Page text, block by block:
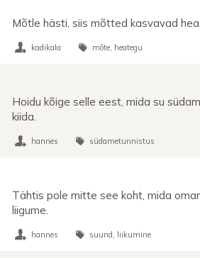
Mõtle hästi, siis mõtted kasvavad
kadikala mõte heategu
Hoidu kõige selle eest, mida su
kiida.
hannes südametunnistus
Tähtis pole mitte see koht, mida
liigume.
hannes suund liikumine